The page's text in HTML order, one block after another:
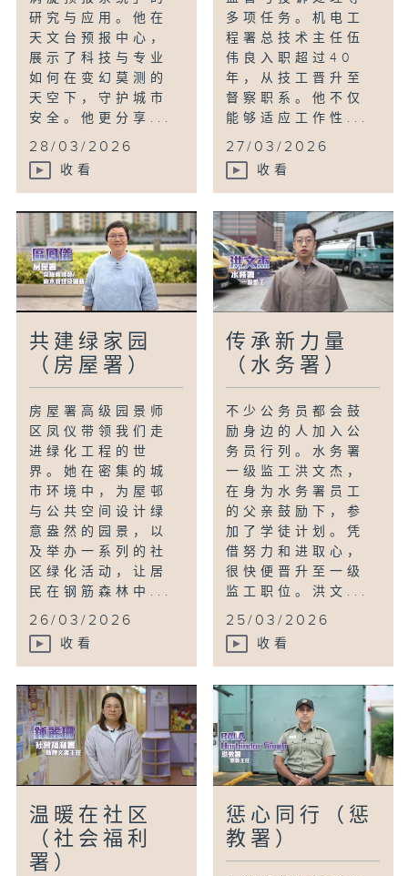
研究与应用。他在
天文台预报中心，
展示了科技与专业
如何在变幻莫测的
天空下，守护城市
安全。他更分享...
28/03/2026
收看
多项任务。机电工
程署总技术主任伍
伟良入职超过40
年，从技工晋升至
督察职系。他不仅
能够适应工作性...
27/03/2026
收看
共建绿家园
（房屋署）
房屋署高级园景师
区凤仪带领我们走
进绿化工程的世
界。她在密集的城
市环境中，为屋邨
与公共空间设计绿
意盎然的园景，以
及举办一系列的社
区绿化活动，让居
民在钢筋森林中...
26/03/2026
收看
传承新力量
（水务署）
不少公务员都会鼓
励身边的人加入公
务员行列。水务署
一级监工洪文杰，
在身为水务署员工
的父亲鼓励下，参
加了学徒计划。凭
借努力和进取心，
很快便晋升至一级
监工职位。洪文...
25/03/2026
收看
温暖在社区
（社会福利
署）
惩心同行（惩
教署）